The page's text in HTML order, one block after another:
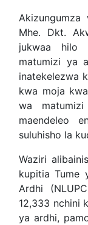
Mhe. Dkt.
jukwaa hilo
matumizi ya
inatekelezwa
kwa moja
wa
maendeleo
suluhisho la
Waziri
kupitia Tume
Ardhi
12,333 nchini
ya ardhi,